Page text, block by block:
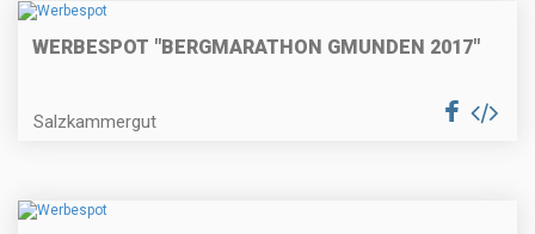
WERBESPOT "BERGMARATHON GMUNDEN 2017"
Salzkammergut